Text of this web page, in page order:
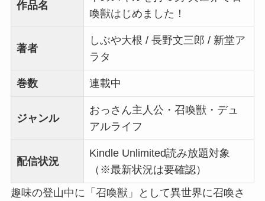
作品名
喚獣はじめました！
著者
しぶや大根 / 長野文三郎 / 新堂ア
ラタ
巻数 連載中
ジャンル
おっさん主人公・召喚獣・デュ
アルライフ
配信状況
Kindle Unlimited読み放題対象
（※最新状況は要確認）
趣味の登山中に「召喚獣」として異世界に召喚さ